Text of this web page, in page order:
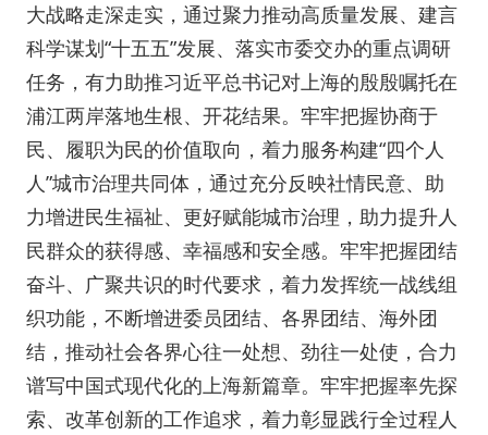
大战略走深走实，通过聚力推动高质量发展、建言
科学谋划“十五五”发展、落实市委交办的重点调研
任务，有力助推习近平总书记对上海的殷殷嘱托在
浦江两岸落地生根、开花结果。牢牢把握协商于
民、履职为民的价值取向，着力服务构建“四个人
人”城市治理共同体，通过充分反映社情民意、助
力增进民生福祉、更好赋能城市治理，助力提升人
民群众的获得感、幸福感和安全感。牢牢把握团结
奋斗、广聚共识的时代要求，着力发挥统一战线组
织功能，不断增进委员团结、各界团结、海外团
结，推动社会各界心往一处想、劲往一处使，合力
谱写中国式现代化的上海新篇章。牢牢把握率先探
索、改革创新的工作追求，着力彰显践行全过程人